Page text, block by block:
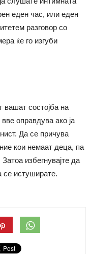
еден час, или еден
разговор со
ќе го изгуби
вашат состојба на
оправдува ако ја
Да се причува
кои немаат деца, па
избегнувајте да
се истуширате.